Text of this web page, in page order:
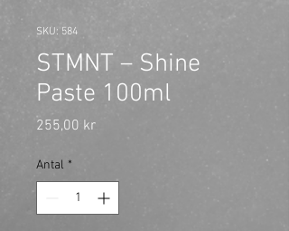
SKU: 584
STMNT – Shine
Paste 100ml
255,00 krPris
Antal *